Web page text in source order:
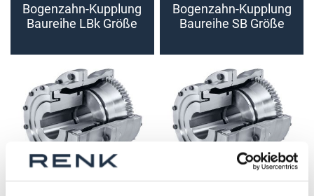
Bogenzahn-Kupplung
Baureihe LBk Größe
(fertiggebohrt)
Bogenzahn-Kupplung
Baureihe SB Größe
(fertiggebohrt)